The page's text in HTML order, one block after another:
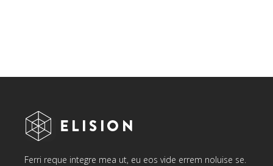
Ferri reque integre mea ut, eu eos vide errem noluise se.